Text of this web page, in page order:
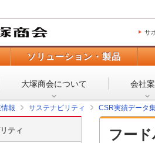
サ
ソリューション・製品
大塚商会について 会社
報 サステナビリティ CSR実績データ
フー
ティ